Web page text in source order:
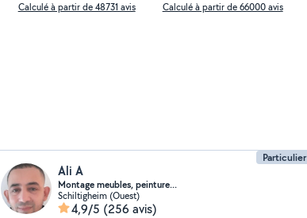
Calculé à partir de 48731 avis Calculé à partir de 66000 avis
Particulier
Ali A
Montage meubles, peinture...
Schiltigheim (Ouest)
4,9/5 (256 avis)